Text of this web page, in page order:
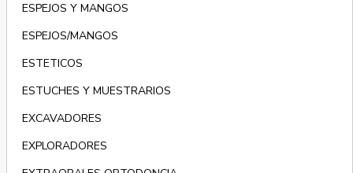
ESPEJOS Y MANGOS
ESPEJOS/MANGOS
ESTETICOS
ESTUCHES Y MUESTRARIOS
EXCAVADORES
EXPLORADORES